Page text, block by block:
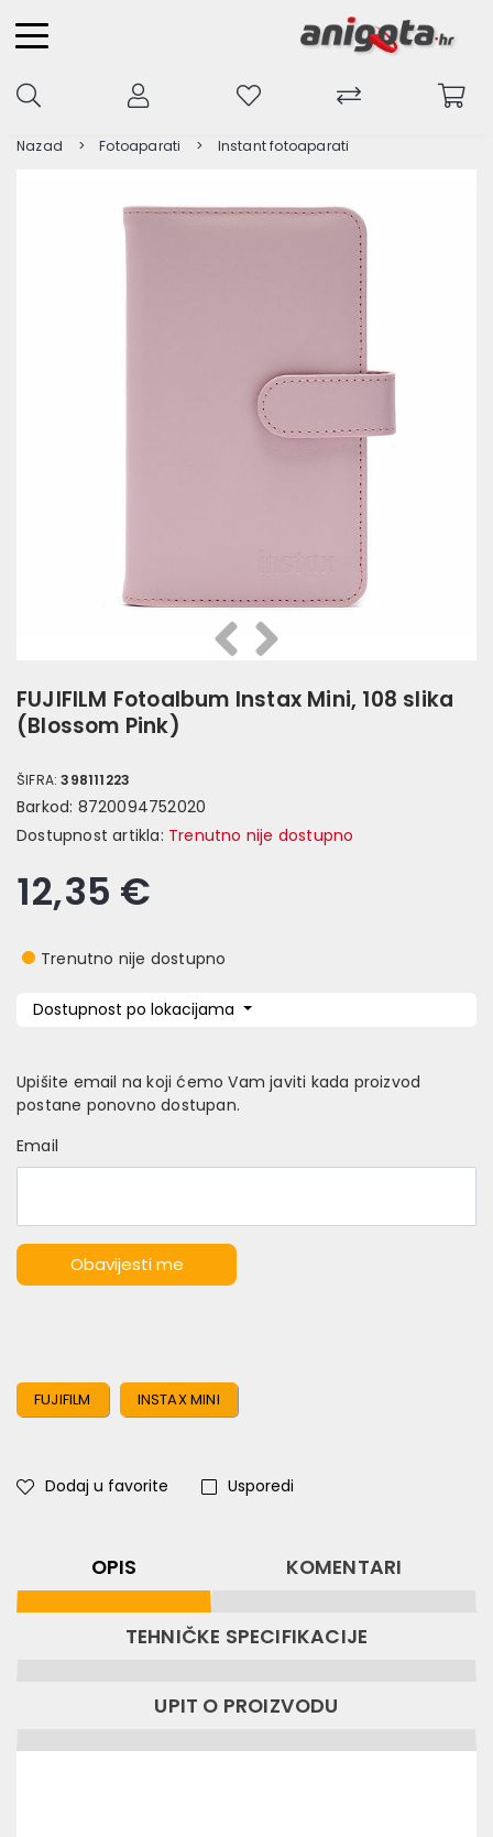
Nazad Fotoaparati Instant fotoaparati
PrethodnaSlijedeća
FUJIFILM Fotoalbum Instax Mini, 108 slika
(Blossom Pink)
ŠIFRA:398111223
Barkod: 8720094752020
Dostupnost artikla: Trenutno nije dostupno
12,35 €
Trenutno nije dostupno
Dostupnost po lokacijama
Upišite email na koji ćemo Vam javiti kada proizvod
postane ponovno dostupan.
Email
Obavijesti me
FUJIFILM INSTAX MINI
Dodaj u favorite Usporedi
OPIS KOMENTARI
TEHNIČKE SPECIFIKACIJE
UPIT O PROIZVODU